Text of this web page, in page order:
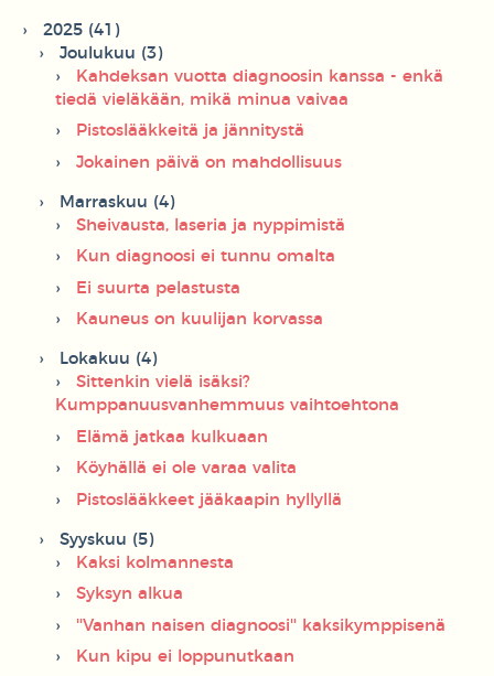
2025 (41)
Joulukuu (3)
Kahdeksan vuotta diagnoosin kanssa - enkä
tiedä vieläkään, mikä minua vaivaa
Pistoslääkkeitä ja jännitystä
Jokainen päivä on mahdollisuus
Marraskuu (4)
Sheivausta, laseria ja nyppimistä
Kun diagnoosi ei tunnu omalta
Ei suurta pelastusta
Kauneus on kuulijan korvassa
Lokakuu (4)
Sittenkin vielä isäksi?
Kumppanuusvanhemmuus vaihtoehtona
Elämä jatkaa kulkuaan
Köyhällä ei ole varaa valita
Pistoslääkkeet jääkaapin hyllyllä
Syyskuu (5)
Kaksi kolmannesta
Syksyn alkua
''Vanhan naisen diagnoosi'' kaksikymppisenä
Kun kipu ei loppunutkaan